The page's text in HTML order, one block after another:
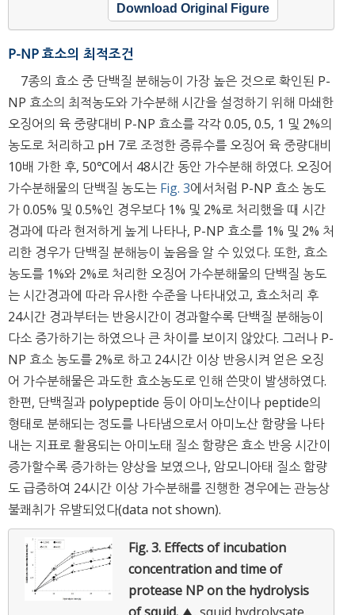
Download Original Figure
P-NP 효소의 최적조건
7종의 효소 중 단백질 분해능이 가장 높은 것으로 확인된 P-
NP 효소의 최적농도와 가수분해 시간을 설정하기 위해 마쇄한
오징어의 육 중량대비 P-NP 효소를 각각 0.05, 0.5, 1 및 2%의
농도로 처리하고 pH 7로 조정한 증류수를 오징어 육 중량대비
10배 가한 후, 50℃에서 48시간 동안 가수분해 하였다. 오징어
가수분해물의 단백질 농도는 Fig. 3에서처럼 P-NP 효소 농도
가 0.05% 및 0.5%인 경우보다 1% 및 2%로 처리했을 때 시간
경과에 따라 현저하게 높게 나타나, P-NP 효소를 1% 및 2% 처
리한 경우가 단백질 분해능이 높음을 알 수 있었다. 또한, 효소
농도를 1%와 2%로 처리한 오징어 가수분해물의 단백질 농도
는 시간경과에 따라 유사한 수준을 나타내었고, 효소처리 후
24시간 경과부터는 반응시간이 경과할수록 단백질 분해능이
다소 증가하기는 하였으나 큰 차이를 보이지 않았다. 그러나 P-
NP 효소 농도를 2%로 하고 24시간 이상 반응시켜 얻은 오징
어 가수분해물은 과도한 효소농도로 인해 쓴맛이 발생하였다.
한편, 단백질과 polypeptide 등이 아미노산이나 peptide의
형태로 분해되는 정도를 나타냄으로서 아미노산 함량을 나타
내는 지표로 활용되는 아미노태 질소 함량은 효소 반응 시간이
증가할수록 증가하는 양상을 보였으나, 암모니아태 질소 함량
도 급증하여 24시간 이상 가수분해를 진행한 경우에는 관능상
불쾌취가 유발되었다(data not shown).
Fig. 3. Effects of incubation
concentration and time of
protease NP on the hydrolysis